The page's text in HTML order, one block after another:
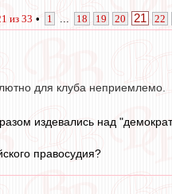
из 33 • 1 18 19 20 21 22
для клуба неприемлемо.
издевались над
правосудия?